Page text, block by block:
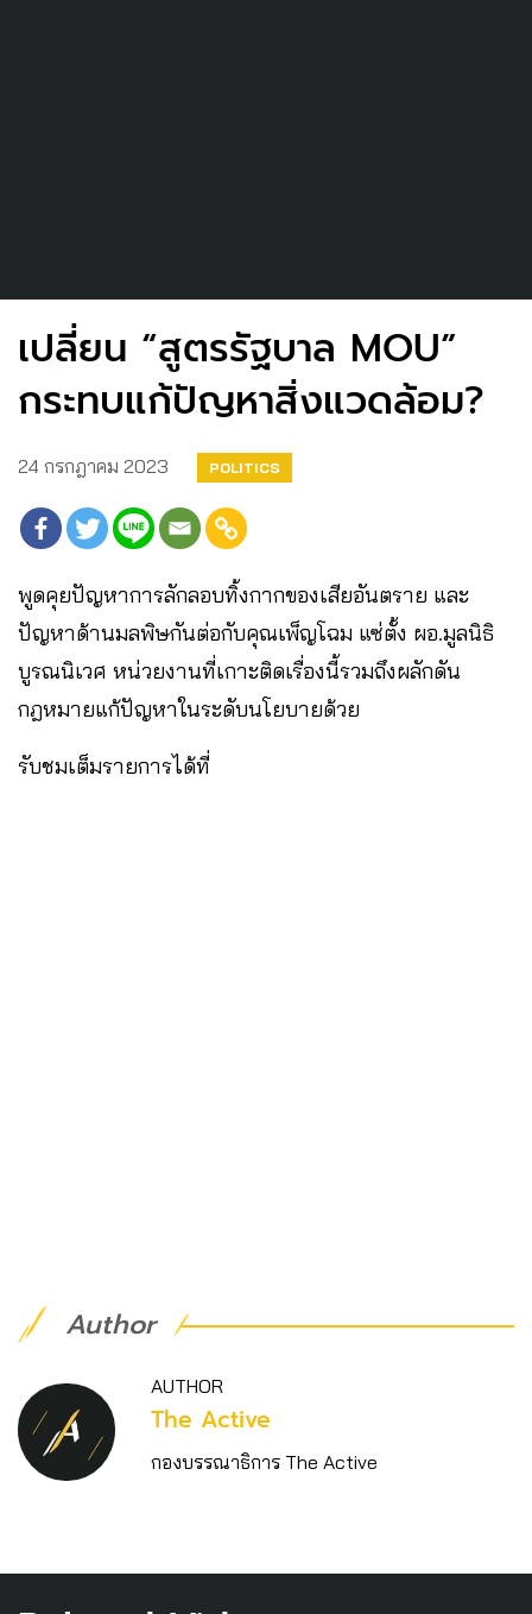
เปลี่ยน “สูตรรัฐบาล MOU”
กระทบแก้ปัญหาสิ่งแวดล้อม?
24 กรกฎาคม 2023 POLITICS
พูดคุยปัญหาการลักลอบทิ้งกากของเสียอันตราย และ
ปัญหาด้านมลพิษกันต่อกับคุณเพ็ญโฉม แซ่ตั้ง ผอ.มูลนิธิ
บูรณนิเวศ หน่วยงานที่เกาะติดเรื่องนี้รวมถึงผลักดัน
กฎหมายแก้ปัญหาในระดับนโยบายด้วย
รับชมเต็มรายการได้ที่
Author
AUTHOR
The Active
กองบรรณาธิการ The Active